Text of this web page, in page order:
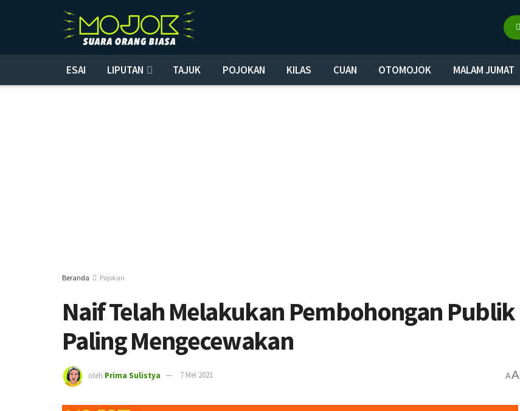
ESAI LIPUTAN TAJUK POJOKAN KILAS CUAN OTOMOJOK MALAM JUMAT
Beranda Pojokan
Naif Telah Melakukan Pembohongan Publik
Paling Mengecewakan
oleh Prima Sulistya 7 Mei 2021 AA